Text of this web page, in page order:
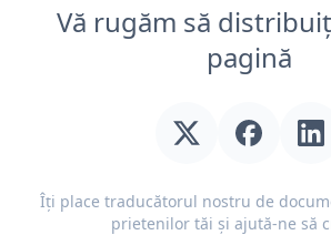
Vă rugăm să
pagină
Îți place traducătorul nostru de
prietenilor tăi și ajută-ne să